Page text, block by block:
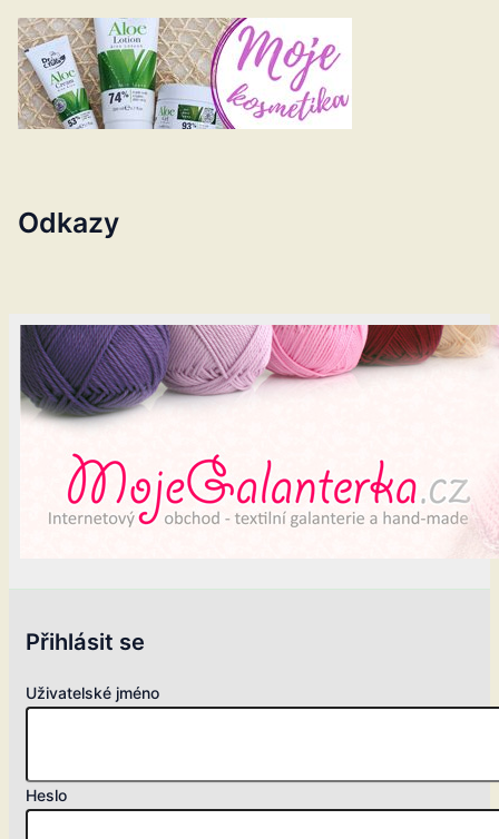
Odkazy
Přihlásit se
Uživatelské jméno
Heslo